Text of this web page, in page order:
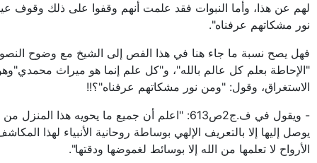
لهم عن هذا، وأما النبوات فقد علمت أنهم وقفوا على ذلك وقوف
نور مشكاتهم عرفناه".
فهل يصح نسبة ما جاء هنا في هذا الفص إلى الشيخ مع وضوح
"الإحاطة بعلم كل عالم بالله"، و"كل علم إنما هو ميراث
الاستغراق، وقول: "ومن نور مشكاتهم عرفناه"؟!!
- ويقول في ف.ج2ص613: "اعلم أن جميع ما يحويه هذا المنزل
يوصل إليها إلا بالتعريف الإلهي بوساطة روحانية الأنبياء لهذا
الأرواح لا تعلمها من الله إلا بوسائط لغموضها ودقتها".